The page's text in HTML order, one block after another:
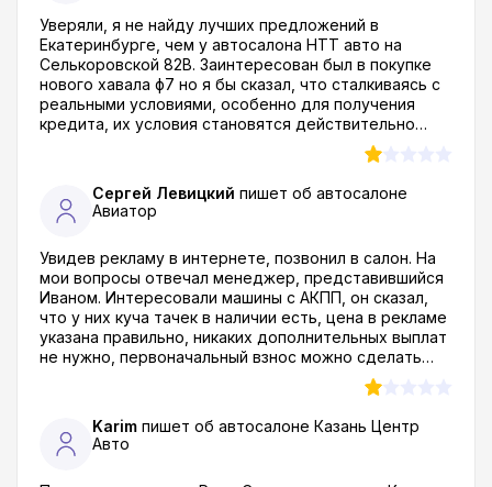
Уверяли, я не найду лучших предложений в
Екатеринбурге, чем у автосалона НТТ авто на
Селькоровской 82В. Заинтересован был в покупке
нового хавала ф7 но я бы сказал, что сталкиваясь с
реальными условиями, особенно для получения
кредита, их условия становятся действительно
беспределом! Сотрудники обещают выгодные
условия автокредитования, но ни х*я подобного. Не
понимаю, почему мне оформили 32%??? Не
удивительно, что не рекомендую пользоваться их
услугами! Лично я смылся сразу как спалил в
ума!! за пять лет это 160% переплаты...
Сергей Левицкий пишет об автосалоне
Авиатор
Увидев рекламу в интернете, позвонил в салон. На
мои вопросы отвечал менеджер, представившийся
Иваном. Интересовали машины с АКПП, он сказал,
что у них куча тачек в наличии есть, цена в рекламе
указана правильно, никаких дополнительных выплат
не нужно, первоначальный взнос можно сделать
другом приехали на Максима Горького 66, и
выясняется, что в машине, о которой шла речь,
стоит робот. Дальше – больше, первоначальный
взнос нужно вносить намного большего размера.
Karim пишет об автосалоне Казань Центр
Авто